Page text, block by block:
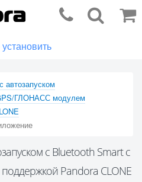
с автозапуском
ГЛОНАСС модулем
с Bluetooth Smart с
Pandora CLONE